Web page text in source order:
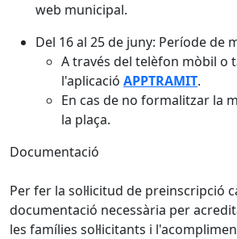
web municipal.
Del 16 al 25 de juny: Període de
A través del telèfon mòbil o
l'aplicació APPTRAMIT.
En cas de no formalitzar la
la plaça.
Documentació
Per fer la sol·licitud de preinscripció
documentació necessària per
les famílies sol·licitants i